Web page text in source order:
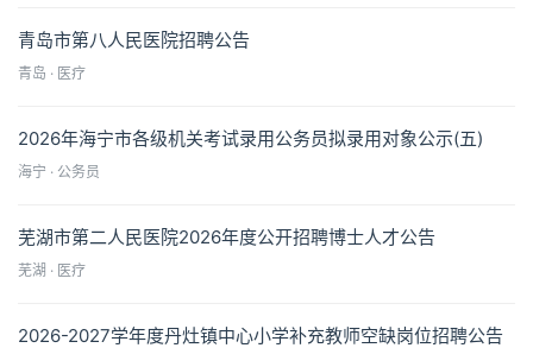
青岛市第八人民医院招聘公告
青岛 · 医疗
2026年海宁市各级机关考试录用公务员拟录用对象公示(五)
海宁 · 公务员
芜湖市第二人民医院2026年度公开招聘博士人才公告
芜湖 · 医疗
2026-2027学年度丹灶镇中心小学补充教师空缺岗位招聘公告